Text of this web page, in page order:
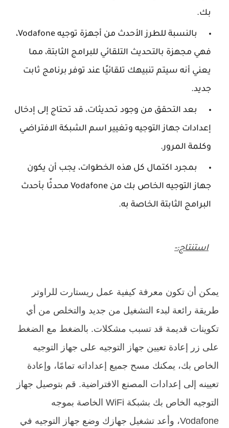
بك.
بالنسبة للطرز الأحدث من أجهزة توجيه Vodafone،
فهي مجهزة بالتحديث التلقائي للبرامج الثابتة، مما
يعني أنه سيتم تنبيهك تلقائيًا عند توفر برنامج ثابت
جديد.
بعد التحقق من وجود تحديثات، قد تحتاج إلى إدخال
إعدادات جهاز التوجيه وتغيير اسم الشبكة الافتراضي
وكلمة المرور.
بمجرد اكتمال كل هذه الخطوات، يجب أن يكون
جهاز التوجيه الخاص بك من Vodafone محدثًا بأحدث
البرامج الثابتة الخاصة به.
استنتاج:-
يمكن أن تكون معرفة كيفية عمل ريستارت للراوتر
طريقة رائعة لبدء التشغيل من جديد والتخلص من أي
تكوينات قديمة قد تسبب مشكلات. بالضغط مع الضغط
على زر إعادة تعيين جهاز التوجيه على جهاز التوجيه
الخاص بك، يمكنك مسح جميع إعداداته تمامًا، وإعادة
تعيينه إلى إعدادات المصنع الافتراضية. قم بتوصيل جهاز
التوجيه الخاص بك بشبكة WiFi الخاصة بموجه
Vodafone، وأعد تشغيل جهازك وضع جهاز التوجيه في